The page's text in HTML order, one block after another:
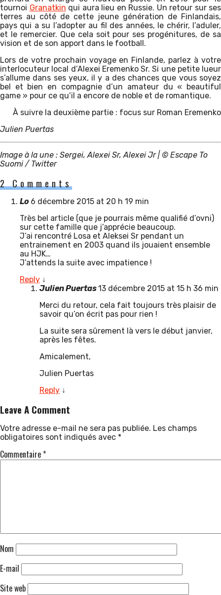
tournoi Granatkin qui aura lieu en Russie. Un retour sur ses
terres au côté de cette jeune génération de Finlandais,
pays qui a su l’adopter au fil des années, le chérir, l’aduler,
et le remercier. Que cela soit pour ses progénitures, de sa
vision et de son apport dans le football.
Lors de votre prochain voyage en Finlande, parlez à votre
interlocuteur local d’Alexei Eremenko Sr. Si une petite lueur
s’allume dans ses yeux, il y a des chances que vous soyez
bel et bien en compagnie d’un amateur du « beautiful
game » pour ce qu’il a encore de noble et de romantique.
À suivre la deuxième partie : focus sur Roman Eremenko
Julien Puertas
Image à la une : Sergei, Alexei Sr, Alexei Jr | © Escape To
Suomi / Twitter
2 Comments
Lo 6 décembre 2015 at 20 h 19 min
Très bel article (que je pourrais même qualifié d’ovni)
sur cette famille que j’apprécie beaucoup.
J’ai rencontré Losa et Aleksei Sr pendant un
entrainement en 2003 quand ils jouaient ensemble
au HJK…
J’attends la suite avec impatience !
Reply ↓
Julien Puertas13 décembre 2015 at 15 h 36 min
Merci du retour, cela fait toujours très plaisir de
savoir qu’on écrit pas pour rien !
La suite sera sûrement là vers le début janvier,
après les fêtes.
Amicalement,
Julien Puertas
Reply ↓
Leave A Comment
Votre adresse e-mail ne sera pas publiée. Les champs
obligatoires sont indiqués avec *
Commentaire*
Nom
E-mail
Site web